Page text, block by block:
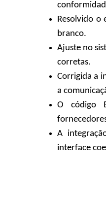
Resolvido o
branco.
Ajuste no
corretas.
Corrigida a
a
O código
A
interface